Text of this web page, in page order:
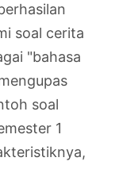
soal cerita
"bahasa
soal
1